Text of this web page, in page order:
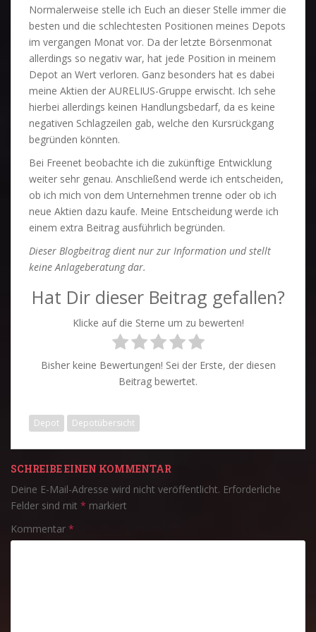
Normalerweise stelle ich Euch an dieser Stelle immer die
besten und die schlechtesten Positionen meines Depots
im vergangen Monat vor. Da der letzte Börsenmonat
allerdings so negativ war, hat jede Position in meinem
Depot an Wert verloren. Ganz besonders hat es dabei
meine Aktien der AURELIUS-Gruppe erwischt. Ich sehe
hierbei allerdings keinen Handlungsbedarf, da es keine
negativen Schlagzeilen gab, welche den Kursrückgang
begründen könnten.
Bei Freenet beobachte ich die zukünftige Entwicklung
weiter sehr genau. Anschließend werde ich entscheiden,
ob ich mich von dem Unternehmen trenne oder ob ich
neue Aktien dazu kaufe. Meine Entscheidung werde ich
einem extra Beitrag ausführlich begründen.
Dieser Blogbeitrag dient nur zur Information und stellt
keine Anlageberatung dar.
Hat Dir dieser Beitrag gefallen?
Klicke auf die Sterne um zu bewerten!
Bisher keine Bewertungen! Sei der Erste, der diesen
Beitrag bewertet.
Depot Depotübersicht
SCHREIBE EINEN KOMMENTAR
Deine E-Mail-Adresse wird nicht veröffentlicht. Erforderliche
Felder sind mit * markiert
Kommentar *